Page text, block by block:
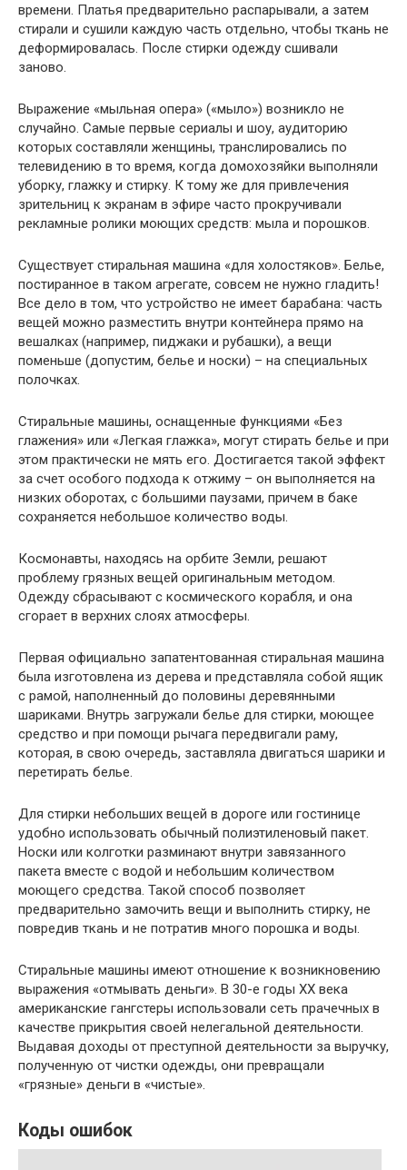
времени. Платья предварительно распарывали, а затем
стирали и сушили каждую часть отдельно, чтобы ткань не
деформировалась. После стирки одежду сшивали
заново.
Выражение «мыльная опера» («мыло») возникло не
случайно. Самые первые сериалы и шоу, аудиторию
которых составляли женщины, транслировались по
телевидению в то время, когда домохозяйки выполняли
уборку, глажку и стирку. К тому же для привлечения
зрительниц к экранам в эфире часто прокручивали
рекламные ролики моющих средств: мыла и порошков.
Существует стиральная машина «для холостяков». Белье,
постиранное в таком агрегате, совсем не нужно гладить!
Все дело в том, что устройство не имеет барабана: часть
вещей можно разместить внутри контейнера прямо на
вешалках (например, пиджаки и рубашки), а вещи
поменьше (допустим, белье и носки) – на специальных
полочках.
Стиральные машины, оснащенные функциями «Без
глажения» или «Легкая глажка», могут стирать белье и при
этом практически не мять его. Достигается такой эффект
за счет особого подхода к отжиму – он выполняется на
низких оборотах, с большими паузами, причем в баке
сохраняется небольшое количество воды.
Космонавты, находясь на орбите Земли, решают
проблему грязных вещей оригинальным методом.
Одежду сбрасывают с космического корабля, и она
сгорает в верхних слоях атмосферы.
Первая официально запатентованная стиральная машина
была изготовлена из дерева и представляла собой ящик
с рамой, наполненный до половины деревянными
шариками. Внутрь загружали белье для стирки, моющее
средство и при помощи рычага передвигали раму,
которая, в свою очередь, заставляла двигаться шарики и
перетирать белье.
Для стирки небольших вещей в дороге или гостинице
удобно использовать обычный полиэтиленовый пакет.
Носки или колготки разминают внутри завязанного
пакета вместе с водой и небольшим количеством
моющего средства. Такой способ позволяет
предварительно замочить вещи и выполнить стирку, не
повредив ткань и не потратив много порошка и воды.
Стиральные машины имеют отношение к возникновению
выражения «отмывать деньги». В 30-е годы XX века
американские гангстеры использовали сеть прачечных в
качестве прикрытия своей нелегальной деятельности.
Выдавая доходы от преступной деятельности за выручку,
полученную от чистки одежды, они превращали
«грязные» деньги в «чистые».
Коды ошибок